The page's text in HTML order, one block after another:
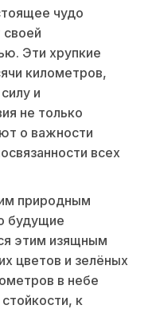
чудо
Эти хрупкие
километров,
и
не только
о важности
всех
природным
будущие
этим изящным
цветов и зелёных
в небе
к